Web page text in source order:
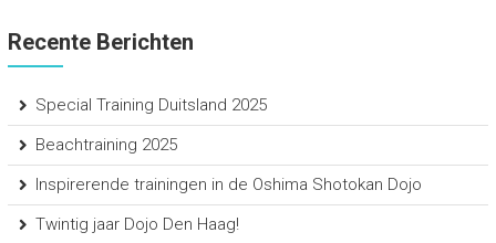
Recente Berichten
Special Training Duitsland 2025
Beachtraining 2025
Inspirerende trainingen in de Oshima Shotokan Dojo
Twintig jaar Dojo Den Haag!